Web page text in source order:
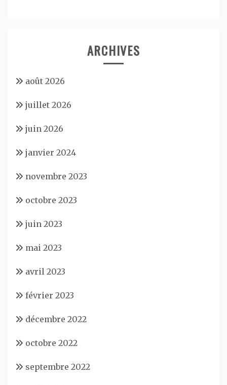
ARCHIVES
août 2026
juillet 2026
juin 2026
janvier 2024
novembre 2023
octobre 2023
juin 2023
mai 2023
avril 2023
février 2023
décembre 2022
octobre 2022
septembre 2022